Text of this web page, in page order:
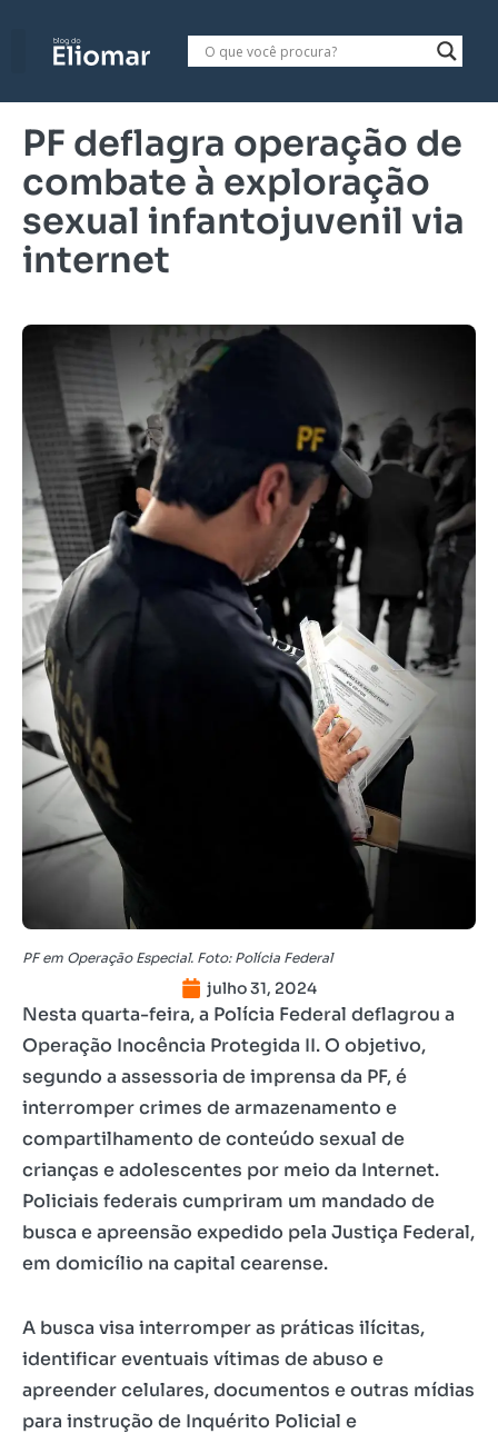
PF deflagra operação de
combate à exploração
sexual infantojuvenil via
internet
PF em Operação Especial. Foto: Polícia Federal
julho 31, 2024
Nesta quarta-feira, a Polícia Federal deflagrou a
Operação Inocência Protegida II. O objetivo,
segundo a assessoria de imprensa da PF, é
interromper crimes de armazenamento e
compartilhamento de conteúdo sexual de
crianças e adolescentes por meio da Internet.
Policiais federais cumpriram um mandado de
busca e apreensão expedido pela Justiça Federal,
em domicílio na capital cearense.
A busca visa interromper as práticas ilícitas,
identificar eventuais vítimas de abuso e
apreender celulares, documentos e outras mídias
para instrução de Inquérito Policial e